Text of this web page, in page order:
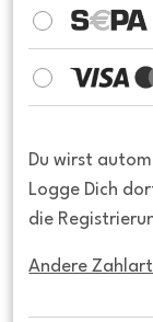
Du wirst
Logge Dich
die
Andere